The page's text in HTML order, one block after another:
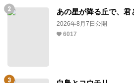
あの星が降る丘で、君
2026年8月7日公開
6017